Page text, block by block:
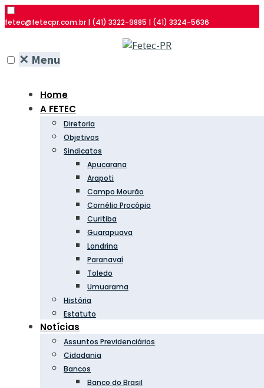
fetec@fetecpr.com.br | (41) 3322-9885 | (41) 3324-5636
✕ Menu
Home
A FETEC
Diretoria
Objetivos
Sindicatos
Apucarana
Arapoti
Campo Mourão
Cornélio Procópio
Curitiba
Guarapuava
Londrina
Paranavaí
Toledo
Umuarama
História
Estatuto
Notícias
Assuntos Previdenciários
Cidadania
Bancos
Banco do Brasil